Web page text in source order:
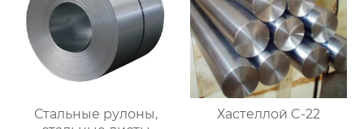
Стальные рулоны,
Хастеллой C-22